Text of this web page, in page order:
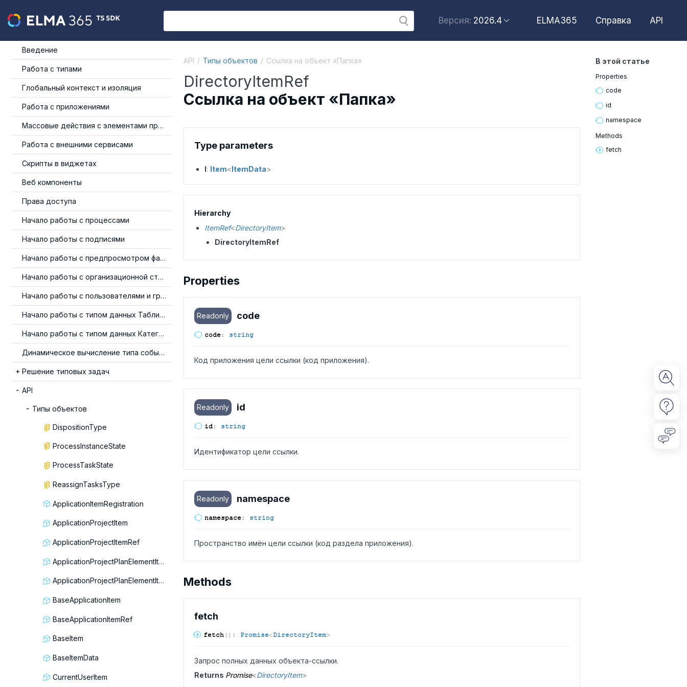
Версия: 2026.42026.6
2026.4
ELMA365 Справка API
Введение
Работа с типами
Глобальный контекст и изоляция
Работа с приложениями
Массовые действия с элементами приложения
Работа с внешними сервисами
Скрипты в виджетах
Веб компоненты
Права доступа
Начало работы с процессами
Начало работы с подписями
Начало работы с предпросмотром файлов
Начало работы с организационной структурой
Начало работы с пользователями и группами
Начало работы с типом данных Таблица
Начало работы с типом данных Категория
Динамическое вычисление типа события
Решение типовых задач
API
Типы объектов
DispositionType
ProcessInstanceState
ProcessTaskState
ReassignTasksType
ApplicationItemRegistration
ApplicationProjectItem
ApplicationProjectItemRef
ApplicationProjectPlanElementItem
ApplicationProjectPlanElementItemRef
BaseApplicationItem
BaseApplicationItemRef
BaseItem
BaseItemData
CurrentUserItem
API Типы объектов Ссылка на объект «Папка»
DirectoryItemRef
Ссылка на объект «Папка»
Type parameters
I: Item<ItemData>
Hierarchy
ItemRef<DirectoryItem>
DirectoryItemRef
Properties
Readonly code
code: string
Код приложения цели ссылки (код приложения).
Readonly id
id: string
Идентификатор цели ссылки.
Readonly namespace
namespace: string
Пространство имён цели ссылки (код раздела приложения).
Methods
fetch
fetch( ) : Promise<DirectoryItem>
Запрос полных данных объекта-ссылки.
Returns Promise<DirectoryItem>
В этой статье
Properties
code
id
namespace
Methods
fetch